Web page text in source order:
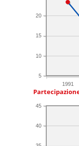
1991
5
10
15
20
40
45